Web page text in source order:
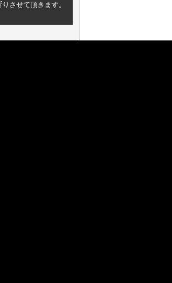
させて頂きます。